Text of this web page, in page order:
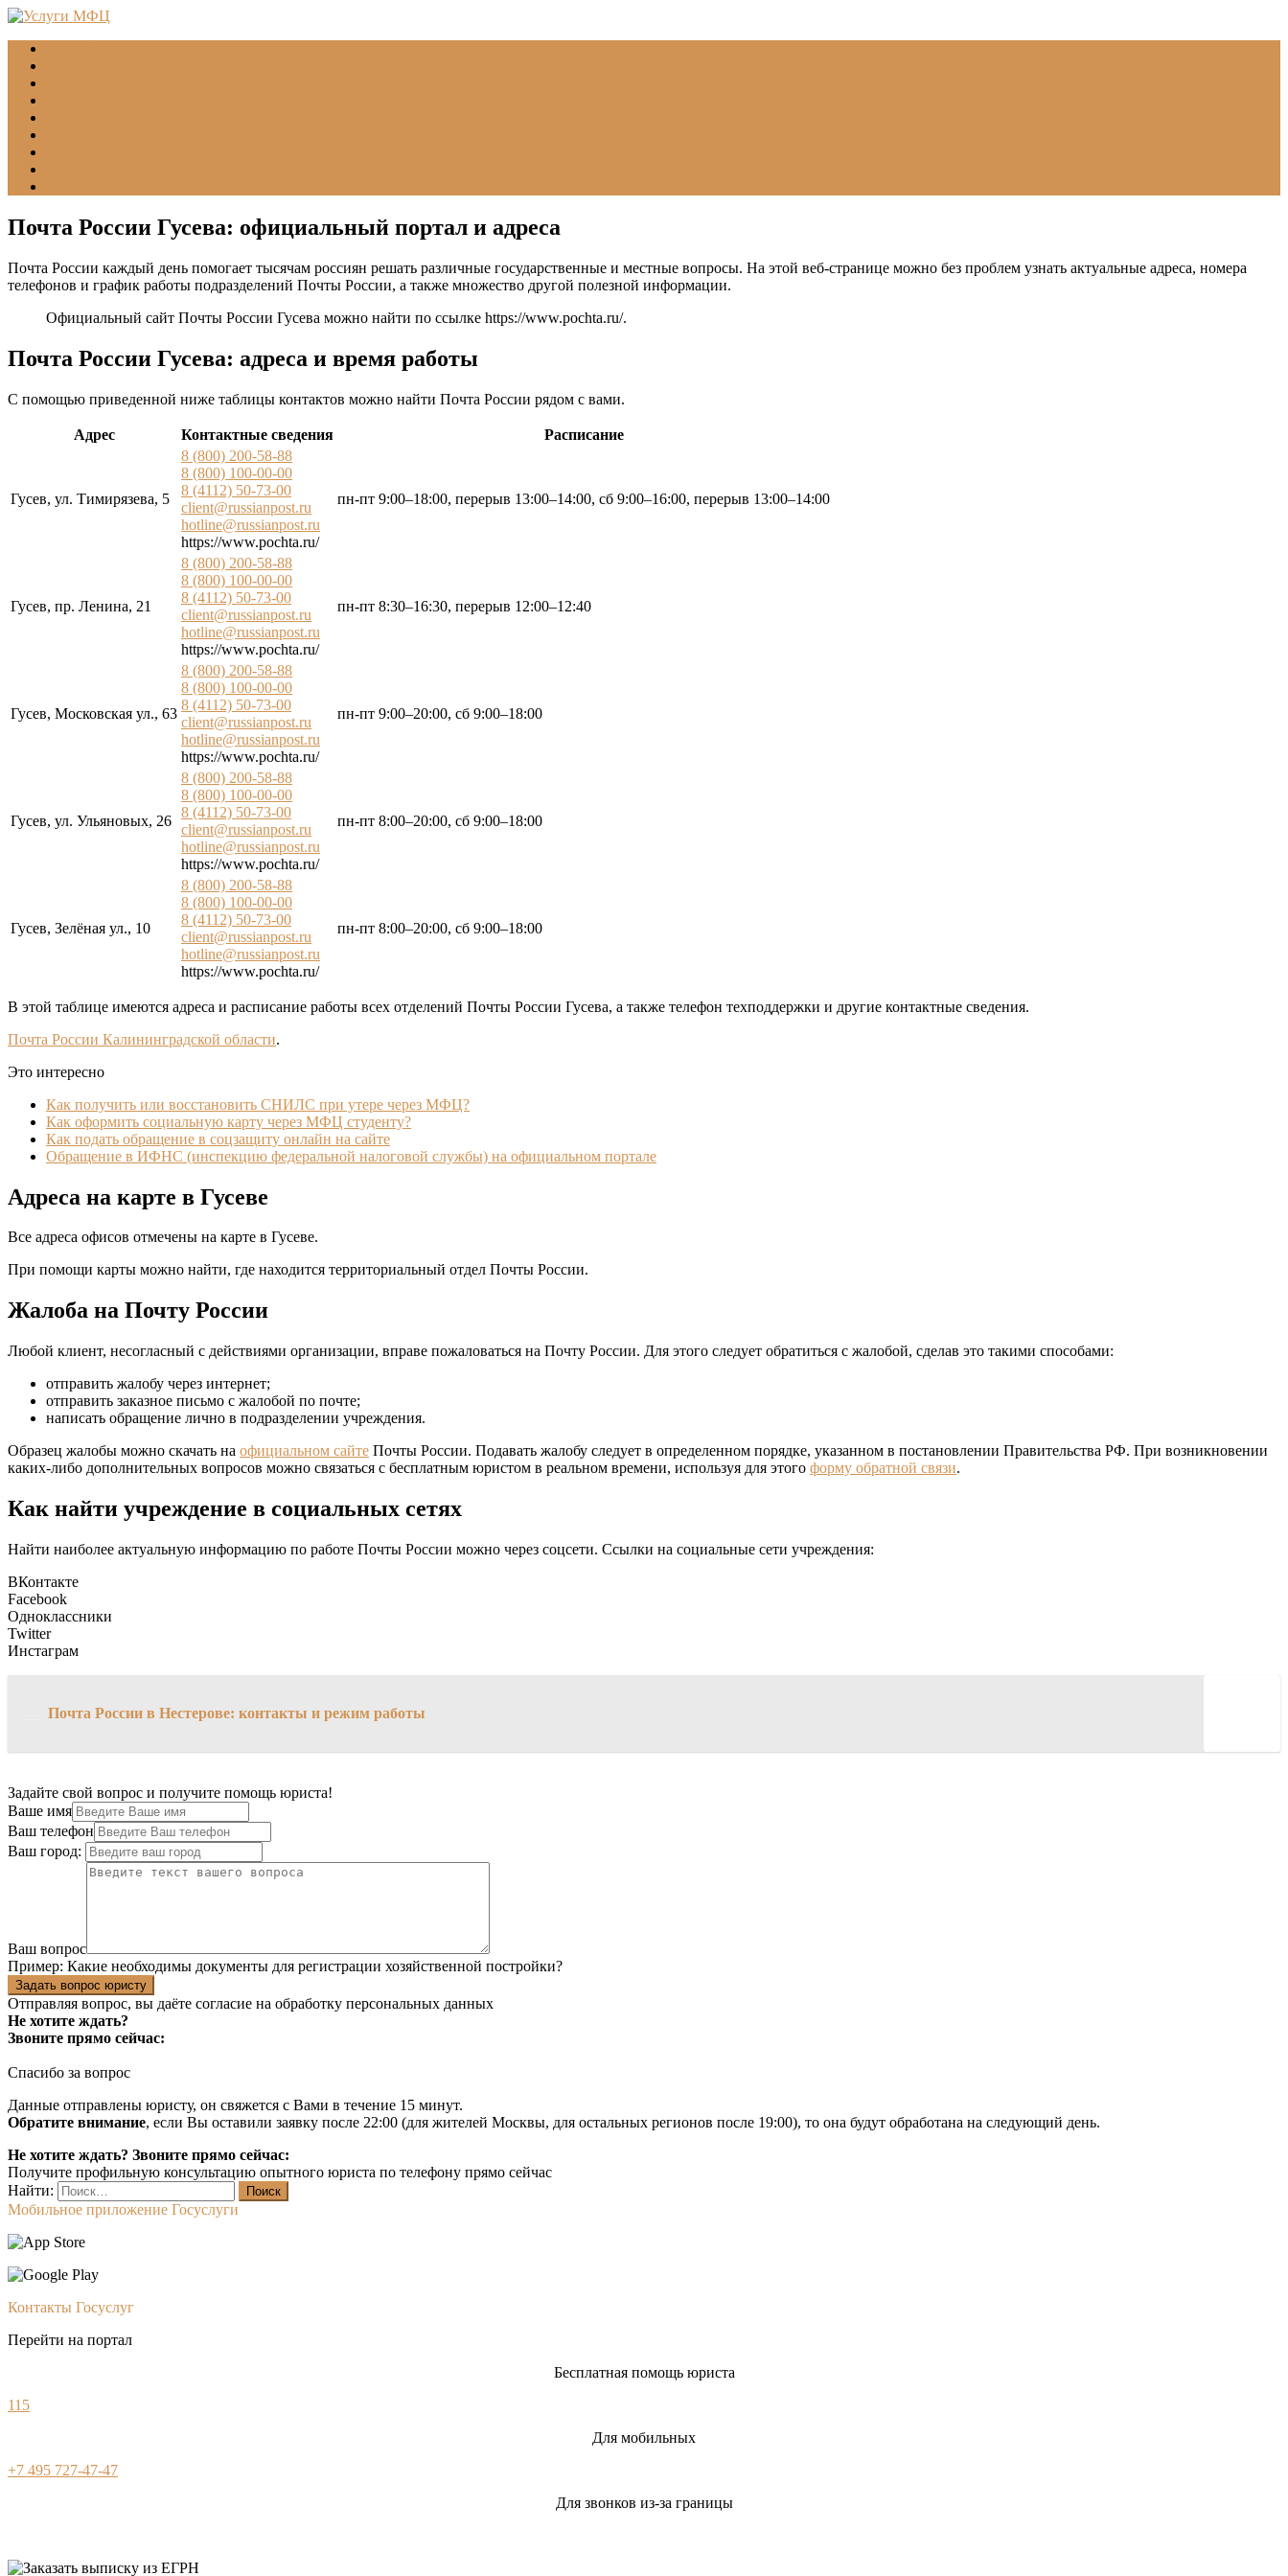
Почта России Гусева: официальный портал и адреса
Почта России каждый день помогает тысячам россиян решать различные государственные и местные вопросы. На этой веб-странице можно без проблем узнать актуальные адреса, номера
телефонов и график работы подразделений Почты России, а также множество другой полезной информации.
Официальный сайт Почты России Гусева можно найти по ссылке https://www.pochta.ru/.
Почта России Гусева: адреса и время работы
С помощью приведенной ниже таблицы контактов можно найти Почта России рядом с вами.
Адрес Контактные сведения Расписание
Гусев, ул. Тимирязева, 5
8 (800) 200-58-88
8 (800) 100-00-00
8 (4112) 50-73-00
client@russianpost.ru
hotline@russianpost.ru
https://www.pochta.ru/
пн-пт 9:00–18:00, перерыв 13:00–14:00, сб 9:00–16:00, перерыв 13:00–14:00
Гусев, пр. Ленина, 21
8 (800) 200-58-88
8 (800) 100-00-00
8 (4112) 50-73-00
client@russianpost.ru
hotline@russianpost.ru
https://www.pochta.ru/
пн-пт 8:30–16:30, перерыв 12:00–12:40
Гусев, Московская ул., 63
8 (800) 200-58-88
8 (800) 100-00-00
8 (4112) 50-73-00
client@russianpost.ru
hotline@russianpost.ru
https://www.pochta.ru/
пн-пт 9:00–20:00, сб 9:00–18:00
Гусев, ул. Ульяновых, 26
8 (800) 200-58-88
8 (800) 100-00-00
8 (4112) 50-73-00
client@russianpost.ru
hotline@russianpost.ru
https://www.pochta.ru/
пн-пт 8:00–20:00, сб 9:00–18:00
Гусев, Зелёная ул., 10
8 (800) 200-58-88
8 (800) 100-00-00
8 (4112) 50-73-00
client@russianpost.ru
hotline@russianpost.ru
https://www.pochta.ru/
пн-пт 8:00–20:00, сб 9:00–18:00
В этой таблице имеются адреса и расписание работы всех отделений Почты России Гусева, а также телефон техподдержки и другие контактные сведения.
Почта России Калининградской области.
Это интересно
Как получить или восстановить СНИЛС при утере через МФЦ?
Как оформить социальную карту через МФЦ студенту?
Как подать обращение в соцзащиту онлайн на сайте
Обращение в ИФНС (инспекцию федеральной налоговой службы) на официальном портале
Адреса на карте в Гусеве
Все адреса офисов отмечены на карте в Гусеве.
При помощи карты можно найти, где находится территориальный отдел Почты России.
Жалоба на Почту России
Любой клиент, несогласный с действиями организации, вправе пожаловаться на Почту России. Для этого следует обратиться с жалобой, сделав это такими способами:
отправить жалобу через интернет;
отправить заказное письмо с жалобой по почте;
написать обращение лично в подразделении учреждения.
Образец жалобы можно скачать на официальном сайте Почты России. Подавать жалобу следует в определенном порядке, указанном в постановлении Правительства РФ. При возникновении
каких-либо дополнительных вопросов можно связаться с бесплатным юристом в реальном времени, используя для этого форму обратной связи.
Как найти учреждение в социальных сетях
Найти наиболее актуальную информацию по работе Почты России можно через соцсети. Ссылки на социальные сети учреждения:
ВКонтакте
Facebook
Одноклассники
Twitter
Инстаграм
Почта России в Нестерове: контакты и режим работы
Задайте свой вопрос и получите помощь юриста!
Ваше имя
Ваш телефон
Ваш город:
Ваш вопрос
Пример: Какие необходимы документы для регистрации хозяйственной постройки?
Задать вопрос юристу
Отправляя вопрос, вы даёте согласие на обработку персональных данных
Не хотите ждать?
Звоните прямо сейчас:
Спасибо за вопрос
Данные отправлены юристу, он свяжется с Вами в течение 15 минут.
Обратите внимание, если Вы оставили заявку после 22:00 (для жителей Москвы, для остальных регионов после 19:00), то она будут обработана на следующий день.
Не хотите ждать? Звоните прямо сейчас:
Получите профильную консультацию опытного юриста по телефону прямо сейчас
Найти:
Мобильное приложение Госуслуги
Контакты Госуслуг
Перейти на портал
Бесплатная помощь юриста
115
Для мобильных
+7 495 727-47-47
Для звонков из-за границы